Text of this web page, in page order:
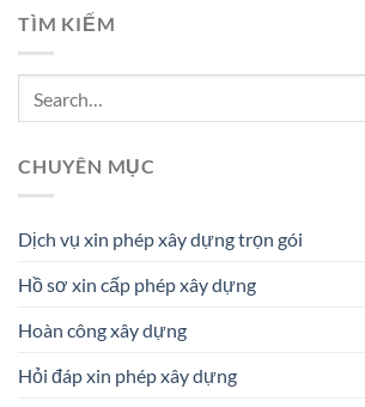
TÌM KIẾM
CHUYÊN MỤC
Dịch vụ xin phép xây dựng trọn gói
Hồ sơ xin cấp phép xây dựng
Hoàn công xây dựng
Hỏi đáp xin phép xây dựng